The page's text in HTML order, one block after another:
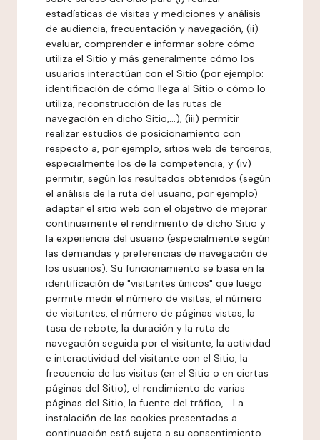
estadísticas de visitas y mediciones y análisis
de audiencia, frecuentación y navegación, (ii)
evaluar, comprender e informar sobre cómo
utiliza el Sitio y más generalmente cómo los
usuarios interactúan con el Sitio (por ejemplo:
identificación de cómo llega al Sitio o cómo lo
utiliza, reconstrucción de las rutas de
navegación en dicho Sitio,...), (iii) permitir
realizar estudios de posicionamiento con
respecto a, por ejemplo, sitios web de terceros,
especialmente los de la competencia, y (iv)
permitir, según los resultados obtenidos (según
el análisis de la ruta del usuario, por ejemplo)
adaptar el sitio web con el objetivo de mejorar
continuamente el rendimiento de dicho Sitio y
la experiencia del usuario (especialmente según
las demandas y preferencias de navegación de
los usuarios). Su funcionamiento se basa en la
identificación de "visitantes únicos" que luego
permite medir el número de visitas, el número
de visitantes, el número de páginas vistas, la
tasa de rebote, la duración y la ruta de
navegación seguida por el visitante, la actividad
e interactividad del visitante con el Sitio, la
frecuencia de las visitas (en el Sitio o en ciertas
páginas del Sitio), el rendimiento de varias
páginas del Sitio, la fuente del tráfico,... La
instalación de las cookies presentadas a
continuación está sujeta a su consentimiento